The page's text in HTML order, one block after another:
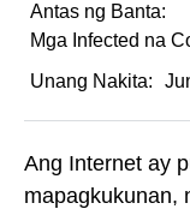
Antas ng Banta:
Mga Infected na
Unang Nakita:
Ang Internet ay
mapagkukunan,